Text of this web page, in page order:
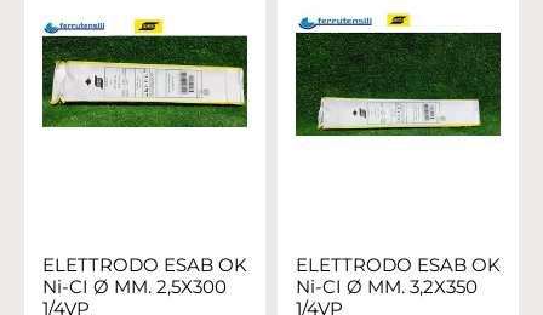
ELETTRODO ESAB OK
Ni-CI Ø MM. 2,5X300
1/4VP
ELETTRODO ESAB OK
Ni-CI Ø MM. 3,2X350
1/4VP